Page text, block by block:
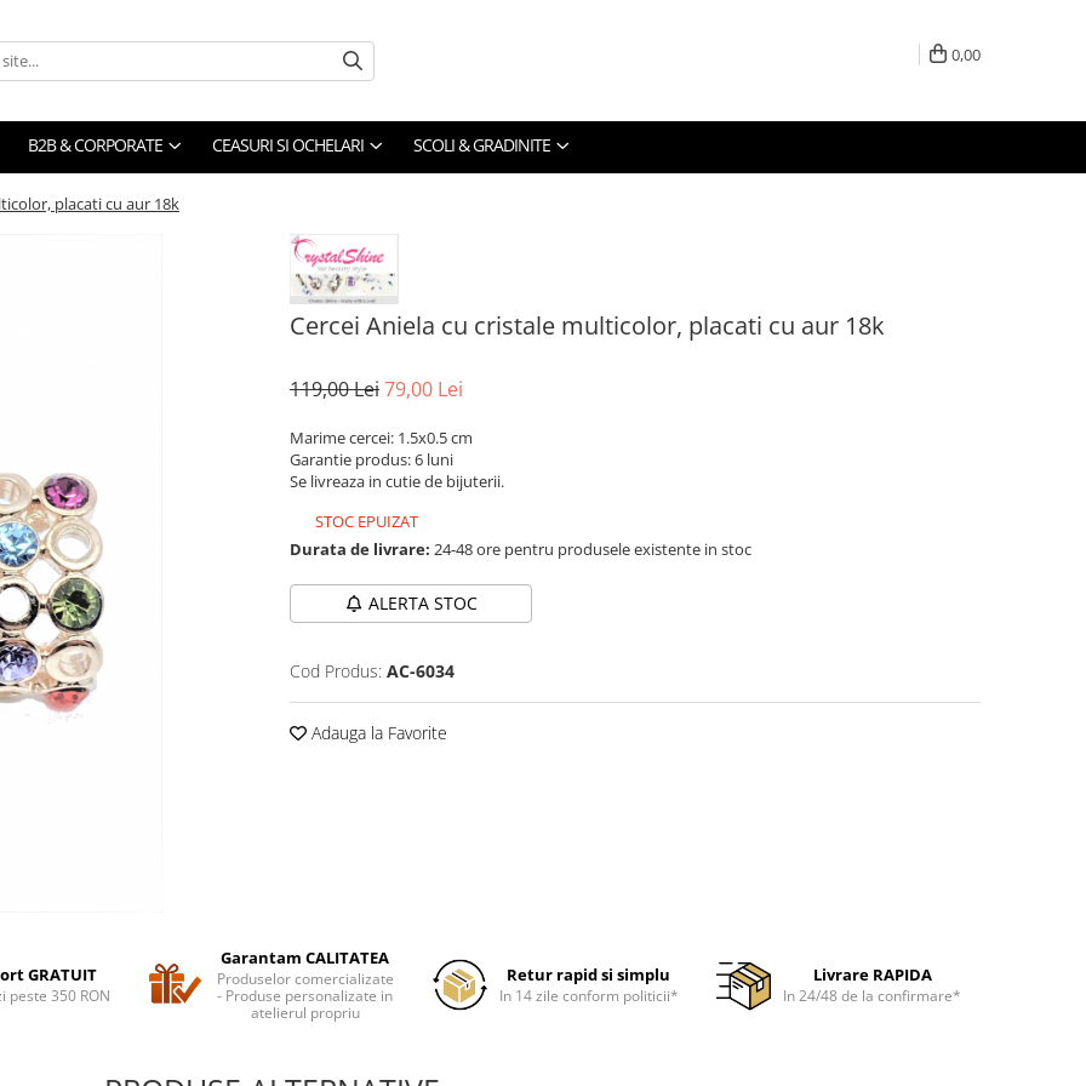
0,00
B2B & CORPORATE CEASURI SI OCHELARI SCOLI & GRADINITE
placati cu aur 18k
Cercei Aniela cu cristale multicolor, placati cu aur 18k
119,00 Lei79,00 Lei
Marime cercei: 1.5x0.5 cm
Garantie produs: 6 luni
Se livreaza in cutie de bijuterii.
STOC EPUIZAT
Durata de livrare: 24-48 ore pentru produsele existente in stoc
ALERTA STOC
Cod Produs: AC-6034
Adauga la Favorite
GRATUIT
peste 350 RON
Garantam CALITATEA
Produselor comercializate
- Produse personalizate in
atelierul propriu
Retur rapid si simplu
In 14 zile conform politicii*
Livrare RAPIDA
In 24/48 de la confirmare*